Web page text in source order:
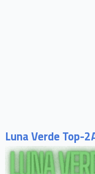
Luna Verde Top-